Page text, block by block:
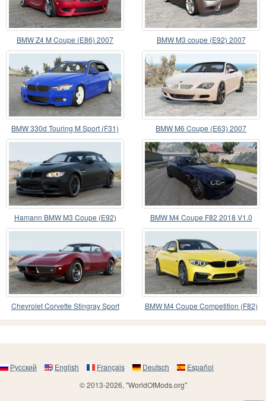
BMW Z4 M Coupe (E86) 2007 BMW M3 coupe (E92) 2007
BMW 330d Touring M Sport (F31)
Absolute Zero
BMW M6 Coupe (E63) 2007
Hamann BMW M3 Coupe (E92)
2007
BMW M4 Coupe F82 2018 V1.0
Chevrolet Corvette Stingray Sport
BMW M4 Coupe Competition (F82)
Русский English Français Deutsch
Español
© 2013-2026, "WorldOfMods.org"